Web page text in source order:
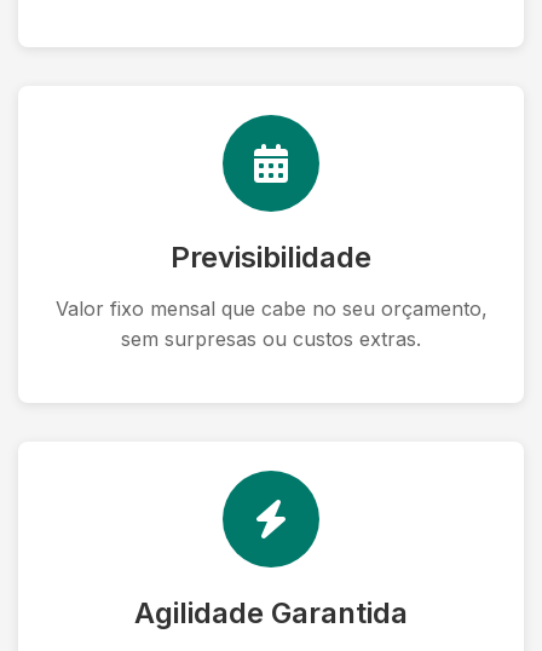
Previsibilidade
Valor fixo mensal que cabe no seu orçamento,
sem surpresas ou custos extras.
Agilidade Garantida